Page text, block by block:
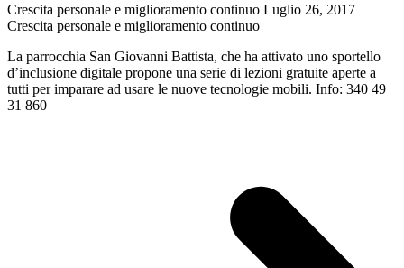
Crescita personale e miglioramento continuo Luglio 26, 2017
Crescita personale e miglioramento continuo
La parrocchia San Giovanni Battista, che ha attivato uno sportello
d’inclusione digitale propone una serie di lezioni gratuite aperte a
tutti per imparare ad usare le nuove tecnologie mobili. Info: 340 49
31 860